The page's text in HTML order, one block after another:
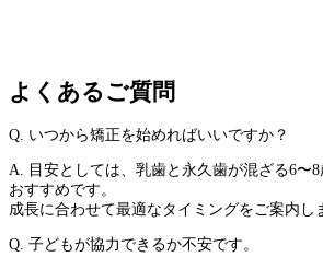
よくあるご質問
Q. いつから矯正を始めればいいですか？
A. 目安としては、乳歯と永久歯が混ざる6〜
おすすめです。
成長に合わせて最適なタイミングをご案内し
Q. 子どもが協力できるか不安です。